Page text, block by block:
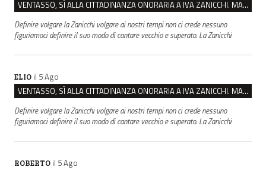
VENTASSO, SÌ ALLA CITTADINANZA ONORARIA A IVA ZANICCHI. MA BARGIACCHI: “È DI PESSIMO GUSTO”
Definire volgare la Zanicchi volgare ai nostri tempi non ci crede nessuno
figuriamoci definire il suo modo di cantare vecchio e superato. La Zanicchi
ELIO il 5 Ago
VENTASSO, SÌ ALLA CITTADINANZA ONORARIA A IVA ZANICCHI. MA BARGIACCHI: “È DI PESSIMO GUSTO”
Definire volgare la Zanicchi volgare ai nostri tempi non ci crede nessuno
figuriamoci definire il suo modo di cantare vecchio e superato. La Zanicchi
ROBERTO il 5 Ago